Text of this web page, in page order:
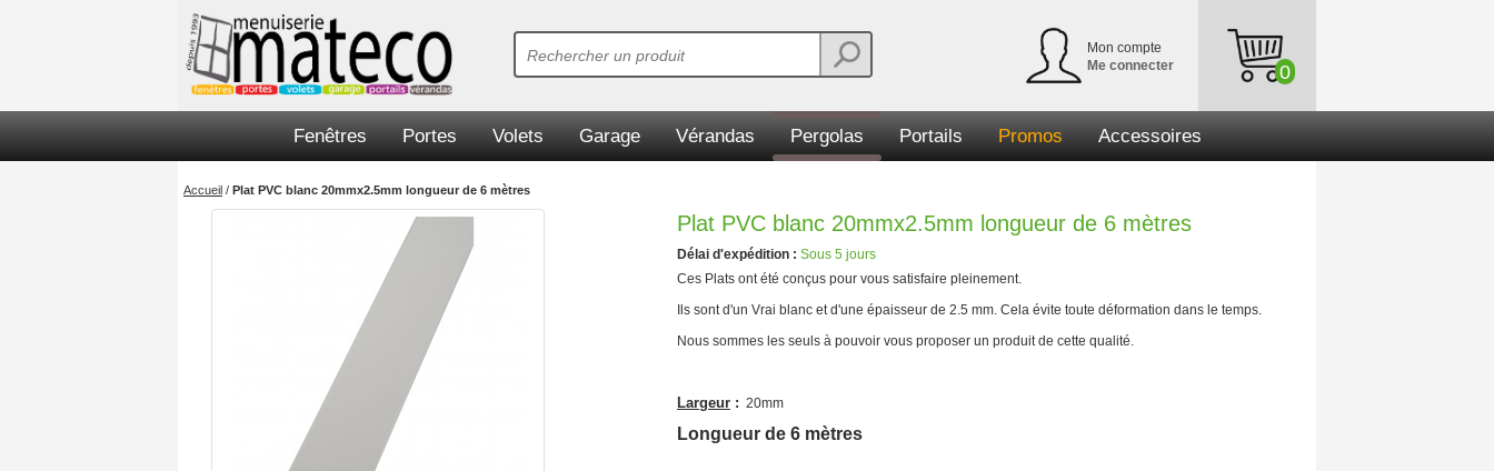
Mon compte
Me connecter
0
Fenêtres Portes Volets Garage Vérandas Pergolas Portails Promos Accessoires
Accueil / Plat PVC blanc 20mmx2.5mm longueur de 6 mètres
Plat PVC blanc 20mmx2.5mm longueur de 6 mètres
Délai d'expédition : Sous 5 jours
Ces Plats ont été conçus pour vous satisfaire pleinement.
Ils sont d'un Vrai blanc et d'une épaisseur de 2.5 mm. Cela évite toute déformation dans le temps.
Nous sommes les seuls à pouvoir vous proposer un produit de cette qualité.
Largeur : 20mm
Longueur de 6 mètres